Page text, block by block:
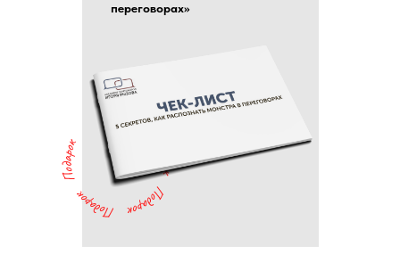
переговорах»